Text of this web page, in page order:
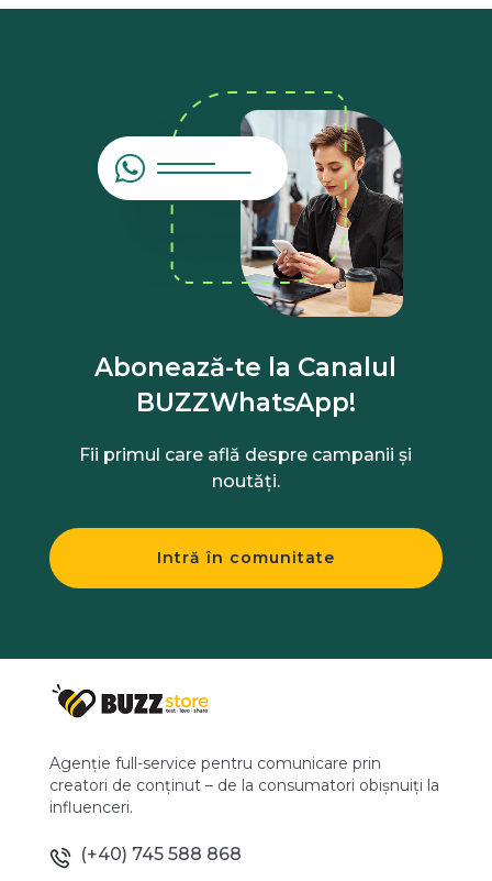
Abonează-te la Canalul
BUZZWhatsApp!
Fii primul care află despre campanii și
noutăți.
Intră în comunitate
Agenție full-service pentru comunicare prin
creatori de conținut – de la consumatori obișnuiți la
influenceri.
(+40) 745 588 868